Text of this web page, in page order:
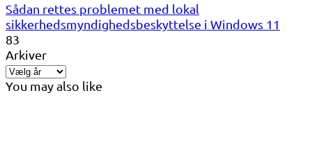
Sådan rettes problemet med lokal
sikkerhedsmyndighedsbeskyttelse i Windows 11
83
Arkiver
You may also like